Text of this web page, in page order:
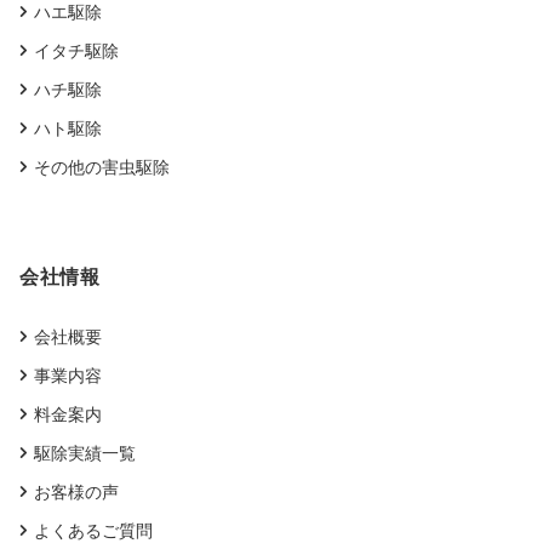
ハエ駆除
イタチ駆除
ハチ駆除
ハト駆除
その他の害虫駆除
会社情報
会社概要
事業内容
料金案内
駆除実績一覧
お客様の声
よくあるご質問